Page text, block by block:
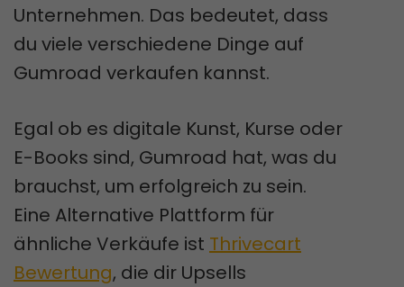
Unternehmen. Das bedeutet, dass
du viele verschiedene Dinge auf
Gumroad verkaufen kannst.
Egal ob es digitale Kunst, Kurse oder
E-Books sind, Gumroad hat, was du
brauchst, um erfolgreich zu sein.
Eine Alternative Plattform für
ähnliche Verkäufe ist Thrivecart
Bewertung, die dir Upsells